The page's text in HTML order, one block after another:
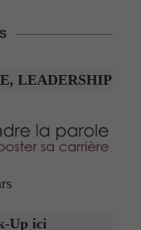
LEADERSHIP
Up ici